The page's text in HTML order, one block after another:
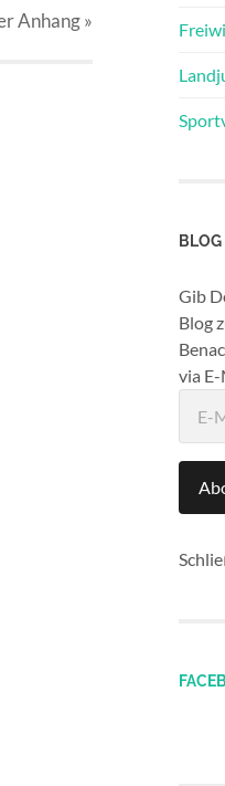
Anhang»
Gib
Blog
via
Mail-